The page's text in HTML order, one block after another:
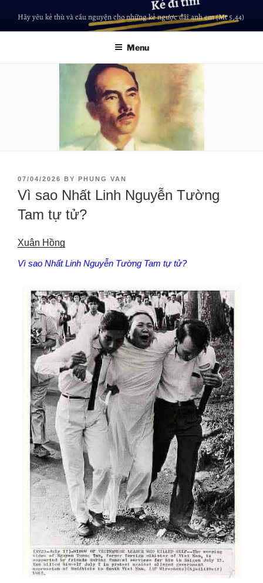
Hãy yêu kẻ thù và cầu nguyện cho những kẻ ngược đãi anh em (Mt 5,44)
Menu
07/04/2026 BY PHUNG VAN
Vì sao Nhất Linh Nguyễn Tường
Tam tự tử?
Xuân Hồng
Vì sao Nhất Linh Nguyễn Tường Tam tự tử?